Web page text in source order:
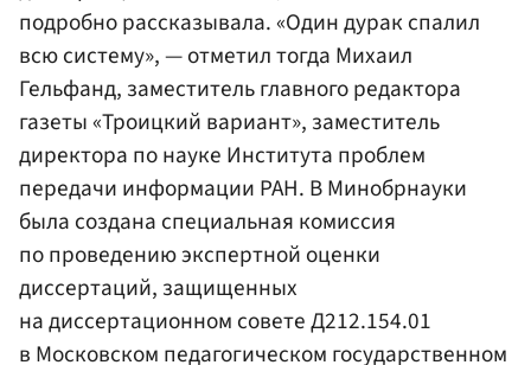
подробно рассказывала. «Один дурак спалил
всю систему», — отметил тогда Михаил
Гельфанд, заместитель главного редактора
газеты «Троицкий вариант», заместитель
директора по науке Института проблем
передачи информации РАН. В Минобрнауки
была создана специальная комиссия
по проведению экспертной оценки
диссертаций, защищенных
на диссертационном совете Д212.154.01
в Московском педагогическом государственном